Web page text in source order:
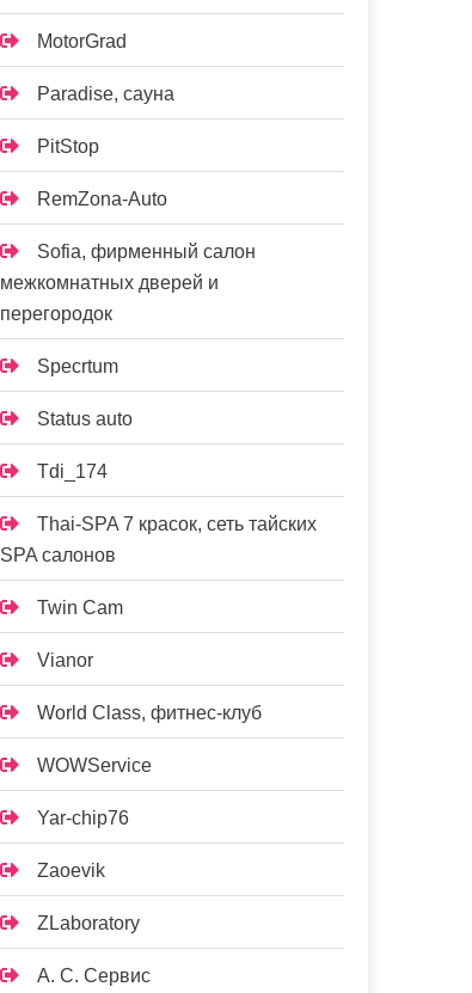
MotorGrad
Paradise, сауна
PitStop
RemZona-Auto
Sofia, фирменный салон
межкомнатных дверей и
перегородок
Specrtum
Status auto
Tdi_174
Thai-SPA 7 красок, сеть тайских
SPA салонов
Twin Cam
Vianor
World Class, фитнес-клуб
WOWService
Yar-chip76
Zaoevik
ZLaboratory
А. С. Сервис